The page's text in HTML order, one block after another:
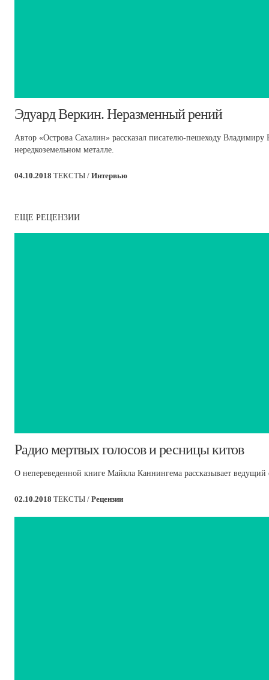
​Эдуард Веркин. Неразменный рений
Автор «Острова Сахалин» рассказал писателю-пешеходу
нередкоземельном металле.
04.10.2018 ТЕКСТЫ / Интервью
ЕЩЕ РЕЦЕНЗИИ
​Радио мертвых голосов и ресницы китов
О непереведенной книге Майкла Каннингема рассказывает ведущий
02.10.2018 ТЕКСТЫ / Рецензии